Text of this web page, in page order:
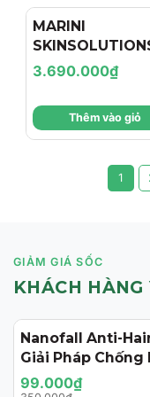
MARINI
Duality™ – Tinh
Chất Hỗ Trợ
Mụn Và Cải
Dấu Hiệu Lão
3.690.000₫
Thêm vào giỏ
1
GIẢM GIÁ SỐC
KHÁCH HÀNG
- 72%
Nanofall Anti-
Giải Pháp Chống
Thích Mọc Tóc
99.000₫